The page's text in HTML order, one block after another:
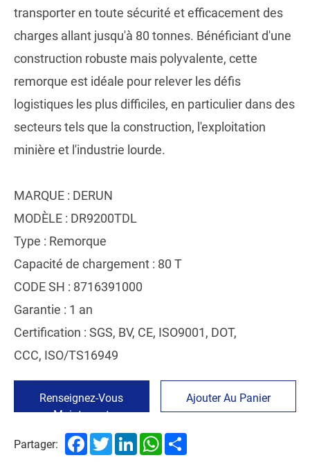
transporter en toute sécurité et efficacement des
charges allant jusqu'à 80 tonnes. Bénéficiant d'une
construction robuste mais polyvalente, cette
remorque est idéale pour relever les défis
logistiques les plus difficiles, en particulier dans des
secteurs tels que la construction, l'exploitation
minière et l'industrie lourde.
MARQUE : DERUN
MODÈLE : DR9200TDL
Type : Remorque
Capacité de chargement : 80 T
CODE SH : 8716391000
Garantie : 1 an
Certification : SGS, BV, CE, ISO9001, DOT,
CCC, ISO/TS16949
Renseignez-Vous
Maintenant
Ajouter Au Panier
Partager: FacebookTwitterLinkedInWhatsApp